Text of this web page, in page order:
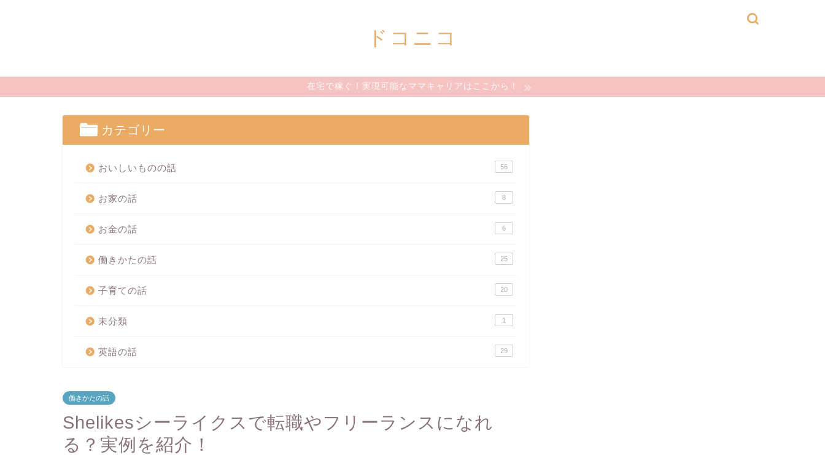
ドコニコ
在宅で稼ぐ！実現可能なママキャリアはここから！
カテゴリー
おいしいものの話 56
お家の話 8
お金の話 6
働きかたの話 25
子育ての話 20
未分類 1
英語の話 29
働きかたの話
Shelikesシーライクスで転職やフリーランスになれ
る？実例を紹介！